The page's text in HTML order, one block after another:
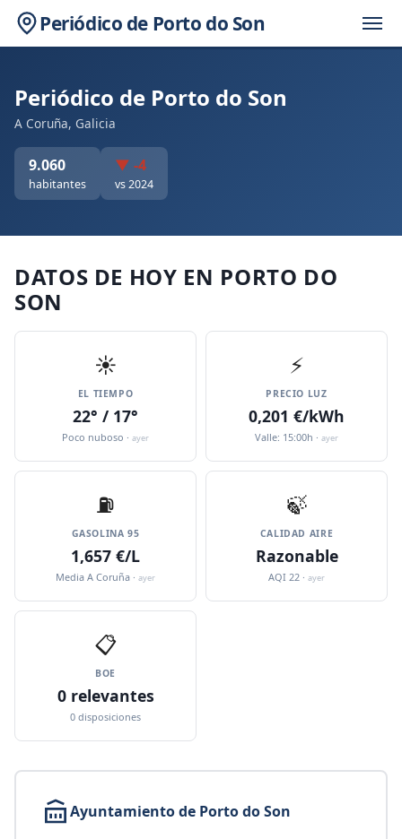
Periódico de Porto do Son
Periódico de Porto do Son
A Coruña, Galicia
9.060
habitantes
▼ -4
vs 2024
DATOS DE HOY EN PORTO DO
SON
☀️
EL TIEMPO
22° / 17°
Poco nuboso · ayer
⚡
PRECIO LUZ
0,201 €/kWh
Valle: 15:00h · ayer
⛽️
GASOLINA 95
1,657 €/L
Media A Coruña · ayer
🍃
CALIDAD AIRE
Razonable
AQI 22 · ayer
📋
BOE
0 relevantes
0 disposiciones
Ayuntamiento de Porto do Son